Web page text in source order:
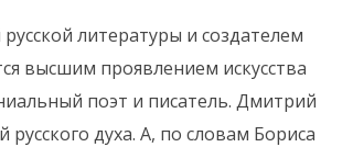
литературы и создателем
высшим проявлением искусства
поэт и писатель. Дмитрий
духа. А, по словам Бориса